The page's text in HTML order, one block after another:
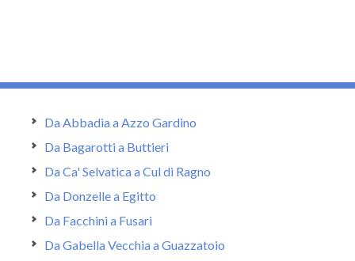
Da Abbadia a Azzo Gardino
Da Bagarotti a Buttieri
Da Ca' Selvatica a Cul di Ragno
Da Donzelle a Egitto
Da Facchini a Fusari
Da Gabella Vecchia a Guazzatoio